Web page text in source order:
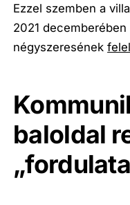
Ezzel szemben a
2021
négyszeresének
baloldal